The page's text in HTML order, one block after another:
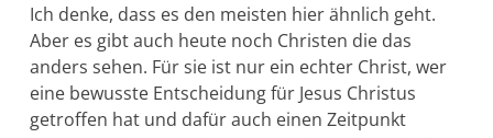
Ich denke, dass es den meisten hier ähnlich geht.
Aber es gibt auch heute noch Christen die das
anders sehen. Für sie ist nur ein echter Christ, wer
eine bewusste Ent­scheidung für Jesus Christus
getroffen hat und dafür auch einen Zeitpunkt